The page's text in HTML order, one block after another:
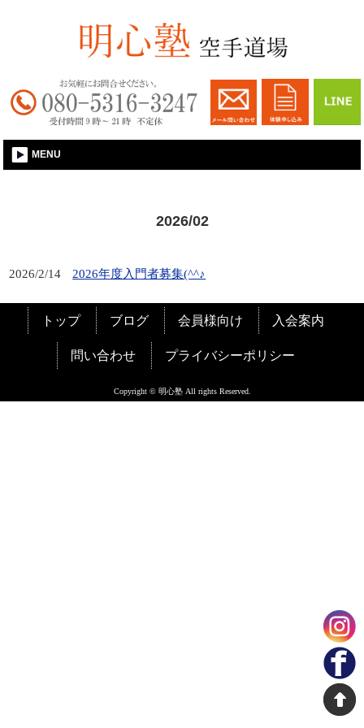
MENU
2026/02
2026/2/14 2026年度入門者募集(^^♪
トップ ブログ 会員様向け 入会案内
問い合わせ プライバシーポリシー
Copyright © 明心塾 All rights Reserved.